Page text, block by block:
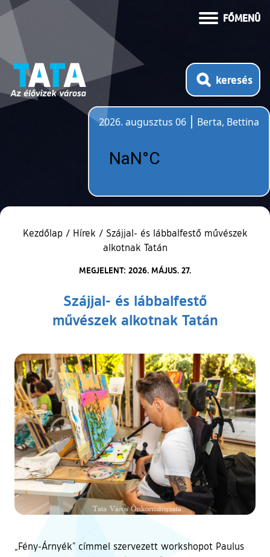
FŐMENÜ
keresés
2026. augusztus 06
Berta, Bettina
Kezdőlap / Hírek / Szájjal- és lábbalfestő művészek
alkotnak Tatán
MEGJELENT: 2026. MÁJUS. 27.
Szájjal- és lábbalfestő
művészek alkotnak Tatán
„Fény-Árnyék” címmel szervezett workshopot Paulus